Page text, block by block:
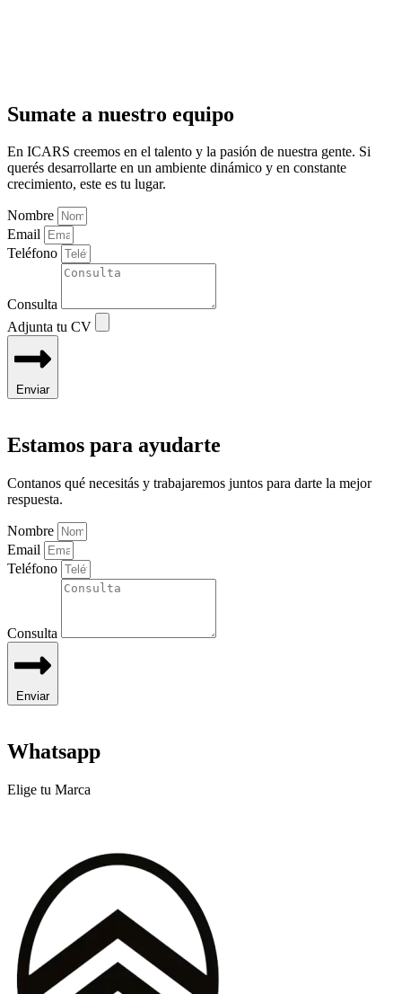
Sumate a nuestro equipo
En ICARS creemos en el talento y la pasión de nuestra gente. Si
querés desarrollarte en un ambiente dinámico y en constante
crecimiento, este es tu lugar.
Nombre
Email
Teléfono
Consulta
Adjunta tu CV
Enviar
Estamos para ayudarte
Contanos qué necesitás y trabajaremos juntos para darte la mejor
respuesta.
Nombre
Email
Teléfono
Consulta
Enviar
Whatsapp
Elige tu Marca